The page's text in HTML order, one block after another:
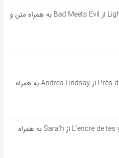
آهنگ انگلیسی Lighters از Bad Meets Evil به همراه متن و
آهنگ فرانسوی Près de toi از Andrea Lindsay به همراه
آهنگ فرانسوی L’encre de tes yeux از Sara’h به همراه